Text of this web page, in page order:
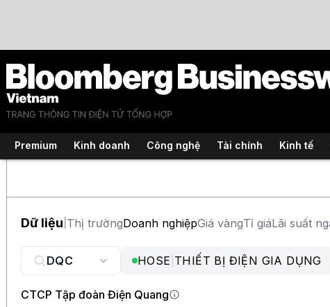
Premium Kinh doanh Công nghệ Tài chính Kinh tế
Dữ liệu Thị trườngDoanh nghiệpGiá vàngTỉ giáLãi suất
HOSE THIẾT BỊ ĐIỆN GIA DỤNG
CTCP Tập đoàn Điện Quang